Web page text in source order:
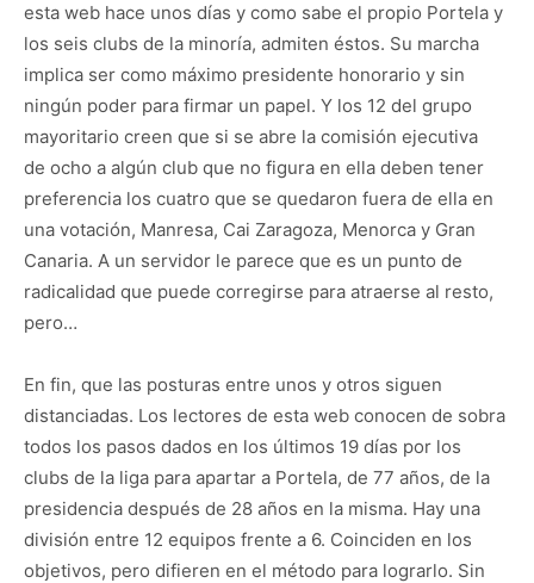
esta web hace unos días y como sabe el propio Portela y
los seis clubs de la minoría, admiten éstos. Su marcha
implica ser como máximo presidente honorario y sin
ningún poder para firmar un papel. Y los 12 del grupo
mayoritario creen que si se abre la comisión ejecutiva
de ocho a algún club que no figura en ella deben tener
preferencia los cuatro que se quedaron fuera de ella en
una votación, Manresa, Cai Zaragoza, Menorca y Gran
Canaria. A un servidor le parece que es un punto de
radicalidad que puede corregirse para atraerse al resto,
pero…
En fin, que las posturas entre unos y otros siguen
distanciadas. Los lectores de esta web conocen de sobra
todos los pasos dados en los últimos 19 días por los
clubs de la liga para apartar a Portela, de 77 años, de la
presidencia después de 28 años en la misma. Hay una
división entre 12 equipos frente a 6. Coinciden en los
objetivos, pero difieren en el método para lograrlo. Sin